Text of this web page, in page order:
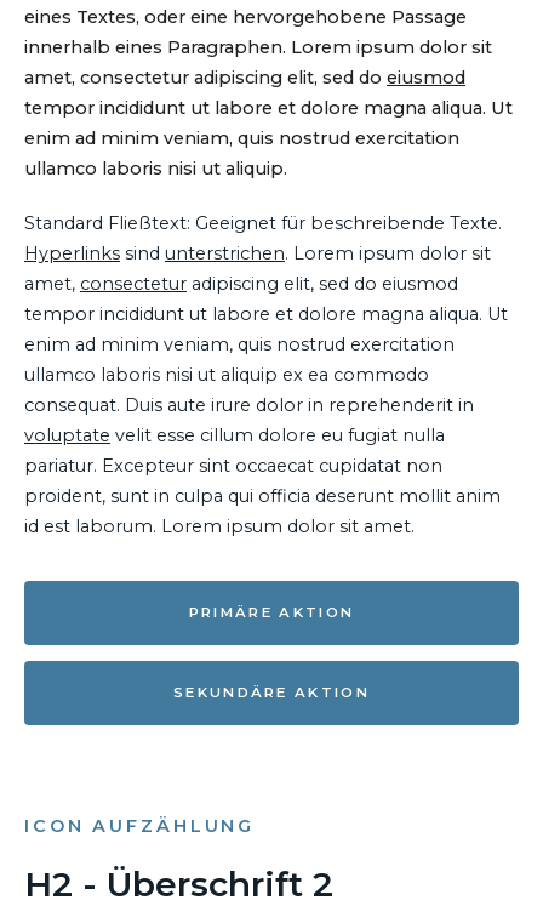
eines Textes, oder eine hervorgehobene Passage
innerhalb eines Paragraphen. Lorem ipsum dolor sit
amet, consectetur adipiscing elit, sed do eiusmod
tempor incididunt ut labore et dolore magna aliqua. Ut
enim ad minim veniam, quis nostrud exercitation
ullamco laboris nisi ut aliquip.
Standard Fließtext: Geeignet für beschreibende Texte.
Hyperlinks sind unterstrichen. Lorem ipsum dolor sit
amet, consectetur adipiscing elit, sed do eiusmod
tempor incididunt ut labore et dolore magna aliqua. Ut
enim ad minim veniam, quis nostrud exercitation
ullamco laboris nisi ut aliquip ex ea commodo
consequat. Duis aute irure dolor in reprehenderit in
voluptate velit esse cillum dolore eu fugiat nulla
pariatur. Excepteur sint occaecat cupidatat non
proident, sunt in culpa qui officia deserunt mollit anim
id est laborum. Lorem ipsum dolor sit amet.
PRIMÄRE AKTION
SEKUNDÄRE AKTION
ICON AUFZÄHLUNG
H2 - Überschrift 2